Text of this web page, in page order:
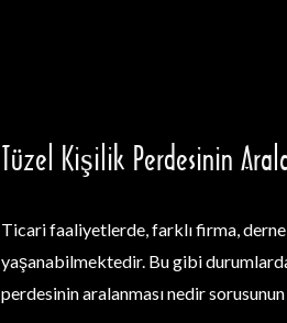
Tüzel Kişilik Perdesinin
Ticari faaliyetlerde, farklı firma,
yaşanabilmektedir. Bu gibi
perdesinin aralanması nedir